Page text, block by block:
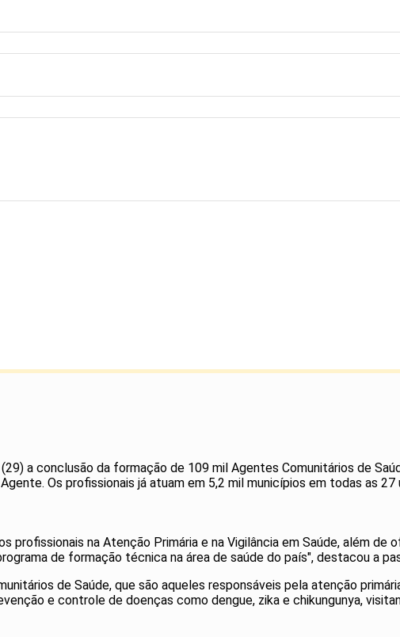
a conclusão da formação de 109 mil Agentes Comunitários de
Os profissionais já atuam em 5,2 mil municípios em todas as
na Atenção Primária e na Vigilância em Saúde, além de
de formação técnica na área de saúde do país", destacou a
de Saúde, que são aqueles responsáveis pela atenção
e controle de doenças como dengue, zika e chikungunya,